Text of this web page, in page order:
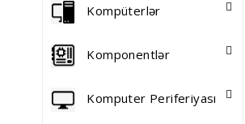
Kompüterlər
Komponentlər
Komputer Periferiyası